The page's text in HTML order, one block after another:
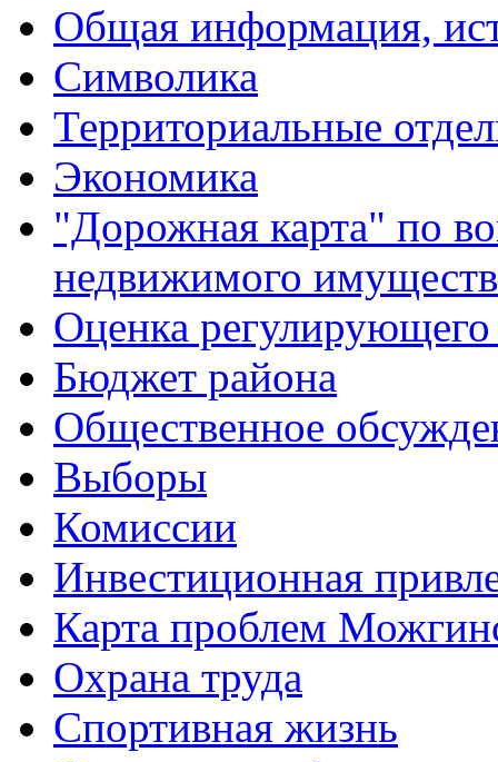
Общая информация,
Символика
Территориальные
Экономика
"Дорожная карта" по
недвижимого
Оценка регулирующего
Бюджет района
Общественное
Выборы
Комиссии
Инвестиционная
Карта проблем
Охрана труда
Спортивная жизнь